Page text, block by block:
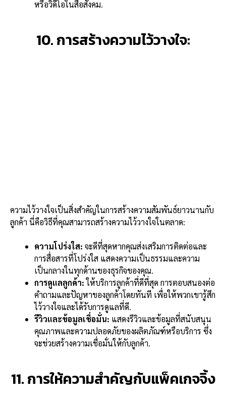
หรือวิดีโอในสื่อสังคม.
10. การสร้างความไว้วางใจ:
ความไว้วางใจเป็นสิ่งสำคัญในการสร้างความสัมพันธ์ยาวนานกับ
ลูกค้า นี่คือวิธีที่คุณสามารถสร้างความไว้วางใจในตลาด:
ความโปร่งใส: จะดีที่สุดหากคุณส่งเสริมการติดต่อและ
การสื่อสารที่โปร่งใส แสดงความเป็นธรรมและความ
เป็นกลางในทุกด้านของธุรกิจของคุณ.
การดูแลลูกค้า:ให้บริการลูกค้าที่ดีที่สุด การตอบสนองต่อ
คำถามและปัญหาของลูกค้าโดยทันที เพื่อให้พวกเขารู้สึก
ไว้วางใจและได้รับการดูแลที่ดี.
รีวิวและข้อมูลเชื่อมั่น: แสดงรีวิวและข้อมูลที่สนับสนุน
คุณภาพและความปลอดภัยของผลิตภัณฑ์หรือบริการ ซึ่ง
จะช่วยสร้างความเชื่อมั่นให้กับลูกค้า.
11. การให้ความสำคัญกับแพ็คเกจจิ้ง